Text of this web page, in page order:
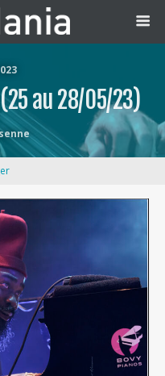
au 28/05/23)